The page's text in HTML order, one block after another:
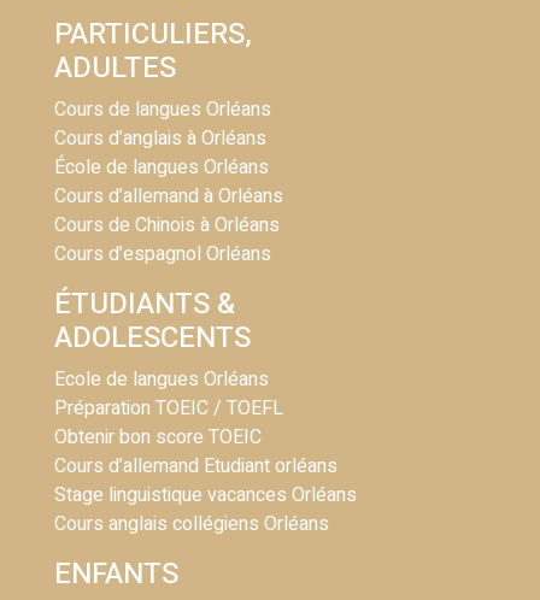
PARTICULIERS,
ADULTES
Cours de langues Orléans
Cours d’anglais à Orléans
École de langues Orléans
Cours d’allemand à Orléans
Cours de Chinois à Orléans
Cours d’espagnol Orléans
ÉTUDIANTS &
ADOLESCENTS
Ecole de langues Orléans
Préparation TOEIC / TOEFL
Obtenir bon score TOEIC
Cours d’allemand Etudiant orléans
Stage linguistique vacances Orléans
Cours anglais collégiens Orléans
ENFANTS